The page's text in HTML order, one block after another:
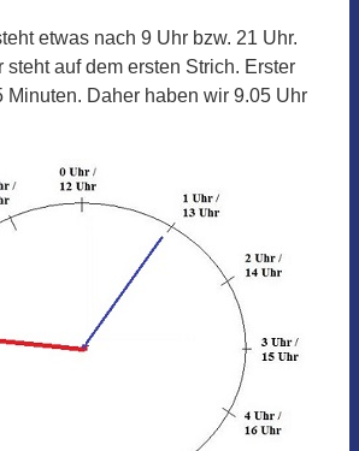
etwas nach 9 Uhr bzw. 21 Uhr.
steht auf dem ersten Strich. Erster
Minuten. Daher haben wir 9.05 Uhr